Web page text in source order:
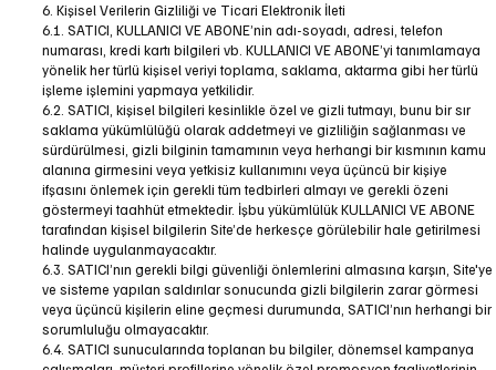
6. Kişisel Verilerin Gizliliği ve Ticari Elektronik İleti
6.1. SATICI, KULLANICI VE ABONE’nin adı-soyadı, adresi, telefon
numarası, kredi kartı bilgileri vb. KULLANICI VE ABONE’yi tanımlamaya
yönelik her türlü kişisel veriyi toplama, saklama, aktarma gibi her türlü
işleme işlemini yapmaya yetkilidir.
6.2. SATICI, kişisel bilgileri kesinlikle özel ve gizli tutmayı, bunu bir sır
saklama yükümlülüğü olarak addetmeyi ve gizliliğin sağlanması ve
sürdürülmesi, gizli bilginin tamamının veya herhangi bir kısmının kamu
alanına girmesini veya yetkisiz kullanımını veya üçüncü bir kişiye
ifşasını önlemek için gerekli tüm tedbirleri almayı ve gerekli özeni
göstermeyi taahhüt etmektedir. İşbu yükümlülük KULLANICI VE ABONE
tarafından kişisel bilgilerin Site’de herkesçe görülebilir hale getirilmesi
halinde uygulanmayacaktır.
6.3. SATICI’nın gerekli bilgi güvenliği önlemlerini almasına karşın, Site'ye
ve sisteme yapılan saldırılar sonucunda gizli bilgilerin zarar görmesi
veya üçüncü kişilerin eline geçmesi durumunda, SATICI’nın herhangi bir
sorumluluğu olmayacaktır.
6.4. SATICI sunucularında toplanan bu bilgiler, dönemsel kampanya